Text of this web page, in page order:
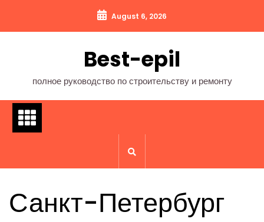
содержимому
August 6, 2026
Best-epil
полное руководство по строительству и ремонту
Санкт-Петербург